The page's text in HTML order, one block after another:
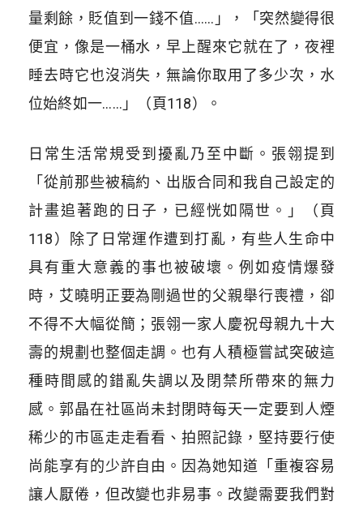
量剩餘，貶值到一錢不值……」，「突然變得很
便宜，像是一桶水，早上醒來它就在了，夜裡
睡去時它也沒消失，無論你取用了多少次，水
位始終如一……」（頁118）。
日常生活常規受到擾亂乃至中斷。張翎提到
「從前那些被稿約、出版合同和我自己設定的
計畫追著跑的日子，已經恍如隔世。」（頁
118）除了日常運作遭到打亂，有些人生命中
具有重大意義的事也被破壞。例如疫情爆發
時，艾曉明正要為剛過世的父親舉行喪禮，卻
不得不大幅從簡；張翎一家人慶祝母親九十大
壽的規劃也整個走調。也有人積極嘗試突破這
種時間感的錯亂失調以及閉禁所帶來的無力
感。郭晶在社區尚未封閉時每天一定要到人煙
稀少的市區走走看看、拍照記錄，堅持要行使
尚能享有的少許自由。因為她知道「重複容易
讓人厭倦，但改變也非易事。改變需要我們對